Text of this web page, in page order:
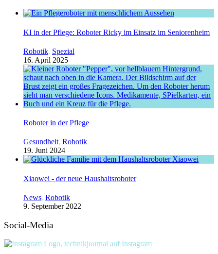
KI in der Pflege: Roboter Ricky im Einsatz im Seniorenheim
Robotik, Spezial
16. April 2025
Roboter in der Pflege
Gesundheit, Robotik
19. Juni 2024
Xiaowei - der neue Haushaltsroboter
News, Robotik
9. September 2022
Social-Media